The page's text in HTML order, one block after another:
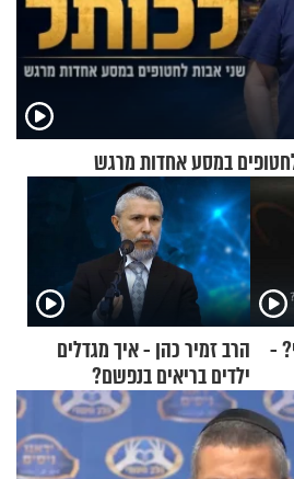
במסע אחדות מרגש
-
הרב זמיר כהן - איך מגדלים
ילדים בריאים בנפשם?